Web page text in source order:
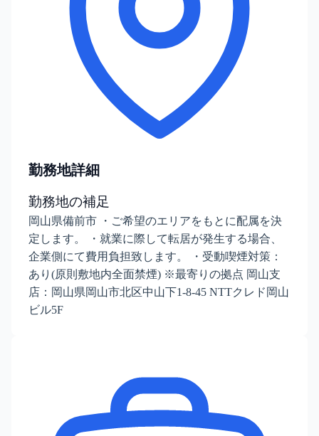
勤務地詳細
勤務地の補足
岡山県備前市 ・ご希望のエリアをもとに配属を決
定します。 ・就業に際して転居が発生する場合、
企業側にて費用負担致します。 ・受動喫煙対策：
あり(原則敷地内全面禁煙) ※最寄りの拠点 岡山支
店：岡山県岡山市北区中山下1-8-45 NTTクレド岡山
ビル5F